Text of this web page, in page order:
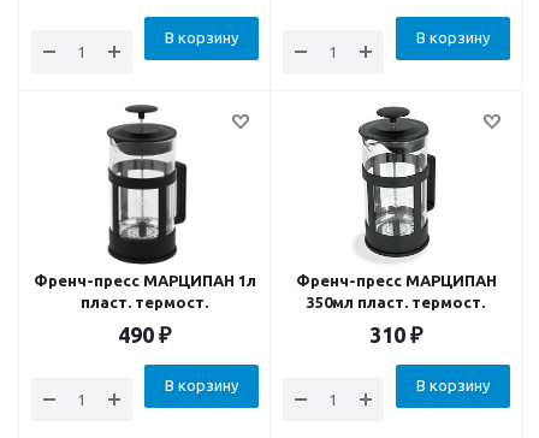
В корзину В корзину
Френч-пресс МАРЦИПАН 1л
пласт. термост.
490 ₽
В корзину
Френч-пресс МАРЦИПАН
350мл пласт. термост.
310 ₽
В корзину